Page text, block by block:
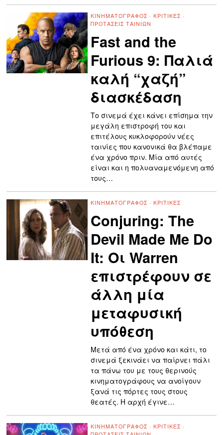
ΚΙΝΗΜΑΤΟΓΡΆΦΟΣ · ΚΡΙΤΙΚΈΣ ·
ΠΡΟΤΆΣΕΙΣ ΤΑΙΝΙΏΝ
Fast and the
Furious 9: Παλιά
καλή “χαζή”
διασκέδαση
Το σινεμά έχει κάνει επίσημα την
μεγάλη επιστροφή του και
επιτέλους κυκλοφορούν νέες
ταινίες που κανονικά θα βλέπαμε
ένα χρόνο πριν. Μία από αυτές
είναι και η πολυαναμενόμενη από
τους…
ΚΙΝΗΜΑΤΟΓΡΆΦΟΣ · ΚΡΙΤΙΚΈΣ
Conjuring: The
Devil Made Me Do
It: Οι Warren
επιστρέφουν σε
άλλη μία
μεταφυσική
υπόθεση
Μετά από ένα χρόνο και κάτι, το
σινεμά ξεκινάει να παίρνει πάλι
τα πάνω του με τους θερινούς
κινηματογράφους να ανοίγουν
ξανά τις πόρτες τους στους
θεατές. Η αρχή έγινε…
ΚΙΝΗΜΑΤΟΓΡΆΦΟΣ · ΚΡΙΤΙΚΈΣ ·